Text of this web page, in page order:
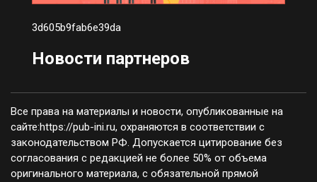
3d605b9fab6e39da
Новости партнеров
Все права на материалы и новости, опубликованные на
сайте:https://pub-ini.ru, охраняются в соответствии с
законодательством РФ. Допускается цитирование без
согласования с редакцией не более 50% от объема
оригинального материала, с обязательной прямой